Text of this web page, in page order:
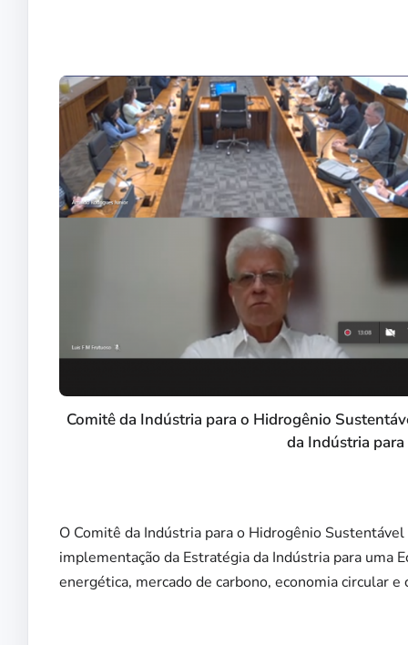
Comitê da Indústria para o Hidrogênio
da Indústria
O Comitê da Indústria para o Hidrogênio
implementação da Estratégia da Indústria para uma
energética, mercado de carbono, economia circular